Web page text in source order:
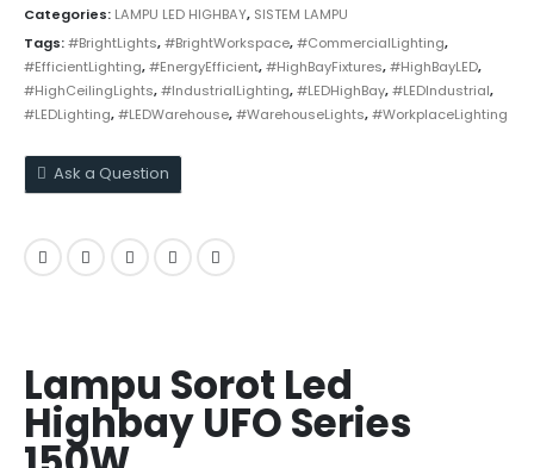
Categories: LAMPU LED HIGHBAY, SISTEM LAMPU
Tags:#BrightLights,#BrightWorkspace,#CommercialLighting,
#EfficientLighting,#EnergyEfficient,#HighBayFixtures,#HighBayLED,
#HighCeilingLights,#IndustrialLighting,#LEDHighBay,#LEDIndustrial,
#LEDLighting,#LEDWarehouse,#WarehouseLights,#WorkplaceLighting
Ask a Question
Lampu Sorot Led
Highbay UFO Series